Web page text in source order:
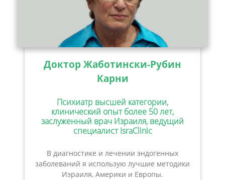
Доктор Жаботински-Рубин
Карни
Психиатр высшей категории,
клинический опыт более 50 лет,
заслуженный врач Израиля, ведущий
специалист IsraClinic
В диагностике и лечении эндогенных
заболеваний я использую лучшие методики
Израиля, Америки и Европы.